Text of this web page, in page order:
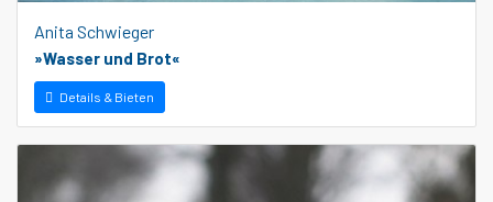
Anita Schwieger
»Wasser und Brot«
Details & Bieten